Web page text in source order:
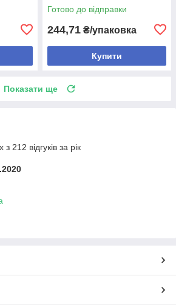
Готово до відправки
244,71 ₴/упаковка
Купити
Показати ще
212 відгуків за рік